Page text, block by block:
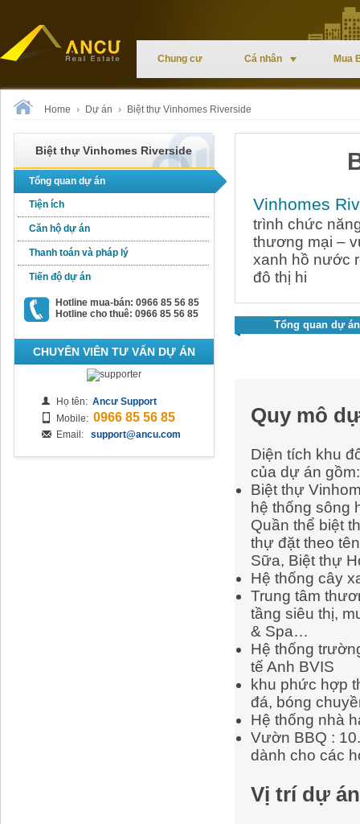
Chung cư Cá nhân Mua
Home › Dự án › Biệt thự Vinhomes Riverside
Biệt thự Vinhomes Riverside
Tổng quan dự án
Tiện ích
Căn hộ dự án
Thanh toán và pháp lý
Tiến độ dự án
Hotline mua-bán: 0966 85 56 85
Hotline cho thuê: 0966 85 56 85
CHUYÊN VIÊN TƯ VẤN DỰ ÁN
Họ tên: Ancư Support
Mobile: 0966 85 56 85
Email: support@ancu.com
Vinhomes
trình chức
thương mại –
xanh hồ nước
đô thị hi
Tổng quan dự án
Quy mô
Diện tích khu
của dự án gồm:
Biệt thự
hệ thống sông
Quần thể biệt
thự đặt theo
Sữa, Biệt thự
Hệ thống cây
Trung tâm
tầng siêu thị,
& Spa…
Hệ thống
tế Anh BVIS
khu phức hợp
đá, bóng
Hệ thống nhà
Vườn BBQ :
dành cho các
Vị trí dự án